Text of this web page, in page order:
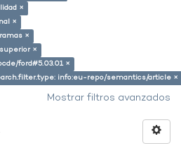
×
×
×
×
ford#5.03.01 ×
info:eu-repo/semantics/article ×
Mostrar filtros avanzados